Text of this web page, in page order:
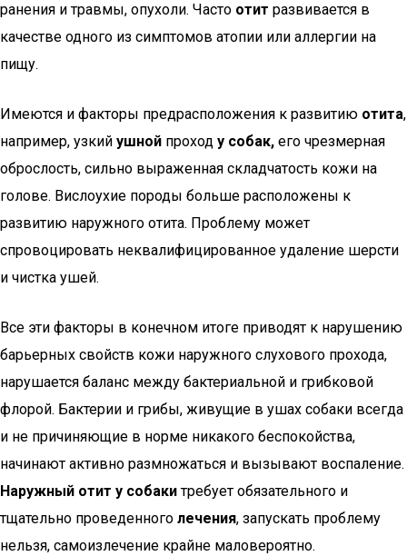
ранения и травмы, опухоли. Часто отит развивается в
качестве одного из симптомов атопии или аллергии на
пищу.
Имеются и факторы предрасположения к развитию отита,
например, узкий ушной проход у собак, его чрезмерная
оброслость, сильно выраженная складчатость кожи на
голове. Вислоухие породы больше расположены к
развитию наружного отита. Проблему может
спровоцировать неквалифицированное удаление шерсти
и чистка ушей.
Все эти факторы в конечном итоге приводят к нарушению
барьерных свойств кожи наружного слухового прохода,
нарушается баланс между бактериальной и грибковой
флорой. Бактерии и грибы, живущие в ушах собаки всегда
и не причиняющие в норме никакого беспокойства,
начинают активно размножаться и вызывают воспаление.
Наружный отит у собакитребует обязательного и
тщательно проведенного лечения, запускать проблему
нельзя, самоизлечение крайне маловероятно.